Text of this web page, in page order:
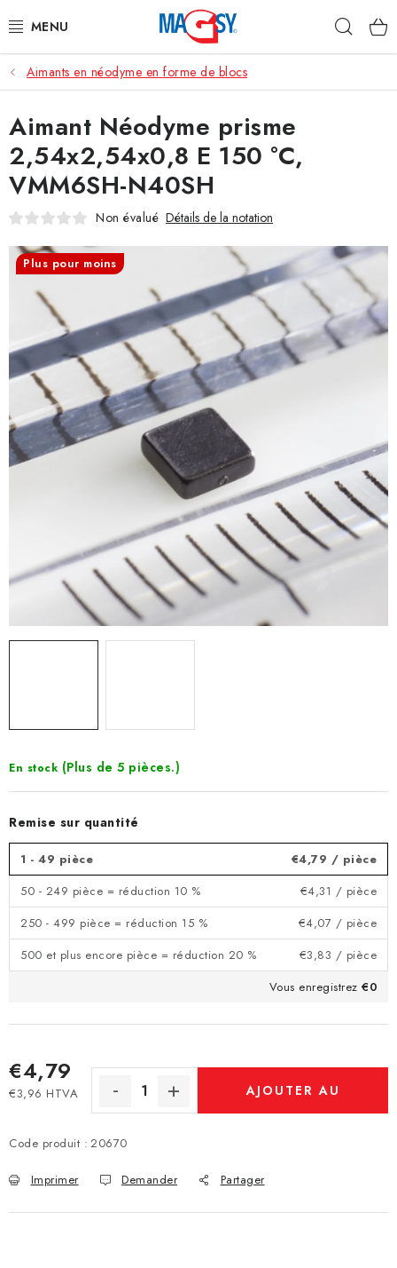
au
CATÉGORIE PRINCIPALE
ACCESSOIRES MAGNÉTIQUES
AIMANTS INDUSTRIELS
AUTRES AIMANTS
MATÉRIAUX EN ACIER INOXYDABLE
À propos
Conditions de vente
Protection des données (RGPD)
Contacte
Aimants en néodyme en forme de blocs
En stock (Plus de 5 pièces.)
Remise sur quantité
1 - 49 pièce €4,79 / pièce
50 - 249 pièce = réduction 10 %
€4,31 / pièce
250 - 499 pièce = réduction 15 %
€4,07 / pièce
500 et plus encore pièce = réduction 20 %
€3,83 / pièce
Vous enregistrez €0
€4,79
€3,96 HTVA
Prix de la mesure:
AJOUTER AU
Code produit : 20670
Imprimer Demander Partager
Aimant Néodyme prisme
2,54x2,54x0,8 E 150 °C,
VMM6SH-N40SH
Non évalué Détails de la notation
Plus pour moins